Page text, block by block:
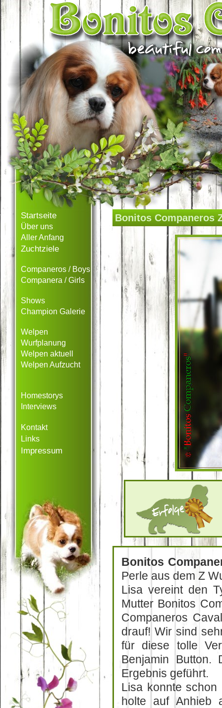
Startseite
Über uns
Aller Anfang
Zuchtziele
Companeros / Boys
Companera / Girls
Shows
Champion Galerie
Welpen
Wurfplanung
Welpen aktuell
Welpen Aufzucht
Homestorys
Interviews
Kontakt
Links
Impressum
Bonitos Companeros
Bonitos
Perle aus dem Z
Lisa vereint den
Mutter Bonitos
Companeros
drauf! Wir sind
für diese tolle
Benjamin
Ergebnis geführt.
Lisa konnte
holte auf Anhieb